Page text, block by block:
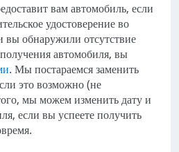
вам автомобиль, если
удостоверение во
вы обнаружили отсутствие
автомобиля, вы
. Мы постараемся заменить
это возможно (не
мы можем изменить дату и
если вы успеете получить